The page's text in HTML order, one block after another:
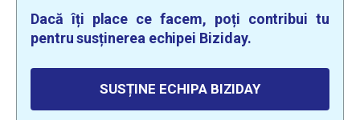
Dacă îți place ce facem, poți contribui tu
pentru susținerea echipei Biziday.
SUSȚINE ECHIPA BIZIDAY